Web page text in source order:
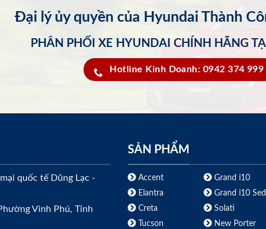
Đại lý ủy quyền của Hyundai Thành
PHÂN PHỐI XE HYUNDAI CHÍNH HÃNG
Hotline Kinh Doanh: 0942 374 999
quốc tế Dũng Lạc -
Vinh Phú, Tỉnh
SẢN PHẨM
Accent
Elantra
Creta
Tucson
Grand i10
Grand i10
Solati
New Porter